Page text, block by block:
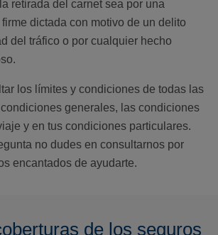
retirada del carnet sea por una
dictada con motivo de un delito
del tráfico o por cualquier hecho
los límites y condiciones de todas las
generales, las condiciones
y en tus condiciones particulares.
no dudes en consultarnos por
encantados de ayudarte.
de los seguros